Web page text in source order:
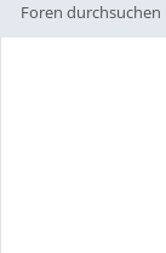
Foren durchsuchen